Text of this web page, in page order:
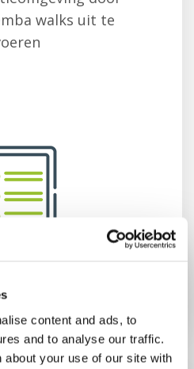
content and ads, to
and to analyse our traffic.
about your use of our site with
walks uit te